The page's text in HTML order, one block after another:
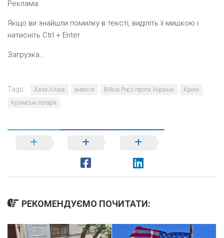
Реклама:
Якщо ви знайшли помилку в тексті, виділіть її мишкою і
натисніть Ctrl + Enter
Загрузка…
Tags: Алім Алієв анексія Війна Росії проти України
Крим
Кримські татари
РЕКОМЕНДУЄМО ПОЧИТАТИ: